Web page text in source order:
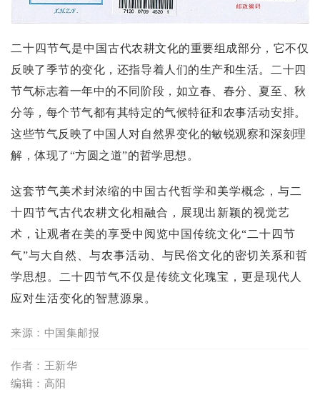
二十四节气是中国 古代农耕文化的重要组成部分，它不仅
反映了季节的变化，还指导着人们的生产和生活。
二十四
节气标志着一年中的不同阶段，如立春、春分、夏至、秋
分等，每个节气都有其特定的气候特征和农事活动安排。
这些节气反映了中国人对自然界变化的敏锐观察和深刻理
解，体现了“方圆之道”的哲学思想。
这套节气美术封浓缩的中国古代哲学和美学概念，与二
十四节气古代农耕文化相融合，展现出新颖的视觉艺
术，让观者在美的享受中阅览中国传统文化“二十四节
气”与大自然、与农事活动、与民俗文化的密切关系和哲
学思想。二十四节气不仅是传统文化瑰宝，更是现代人
应对生活变化的智慧源泉。
来源：中国集邮报
作者： 王新华
编辑：高阳